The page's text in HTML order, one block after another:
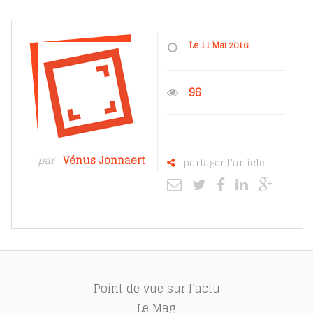
par Vénus Jonnaert
Le 11 Mai 2016
96
partager l'article
Point de vue sur l’actu
Le Mag